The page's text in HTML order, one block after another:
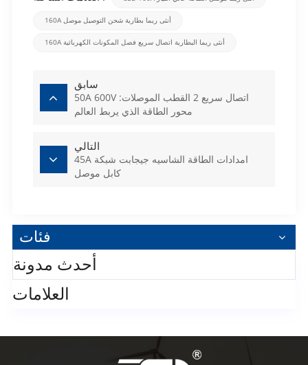
160A أنثى ريما بطارية شحن التوصيل موصل
160A أنثى ريما البطارية اتصال سريع فصل المكونات الكهربائية
سابق
50A 600V اتصال سريع 2 القطب الموصلات:
محور الطاقة الذي يربط العالم
التالي
45A امدادات الطاقة الشاسيه جيجابت شبكة
كابل موصل
فئات
أحدث مدونة
العلامات